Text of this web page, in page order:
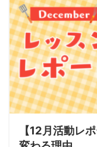
【12月活動レ